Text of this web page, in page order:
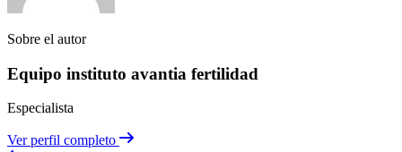
Sobre el autor
Equipo instituto avantia fertilidad
Especialista
Ver perfil completo